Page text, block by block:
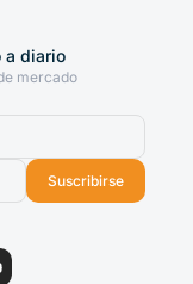
a diario
mercado
Suscribirse